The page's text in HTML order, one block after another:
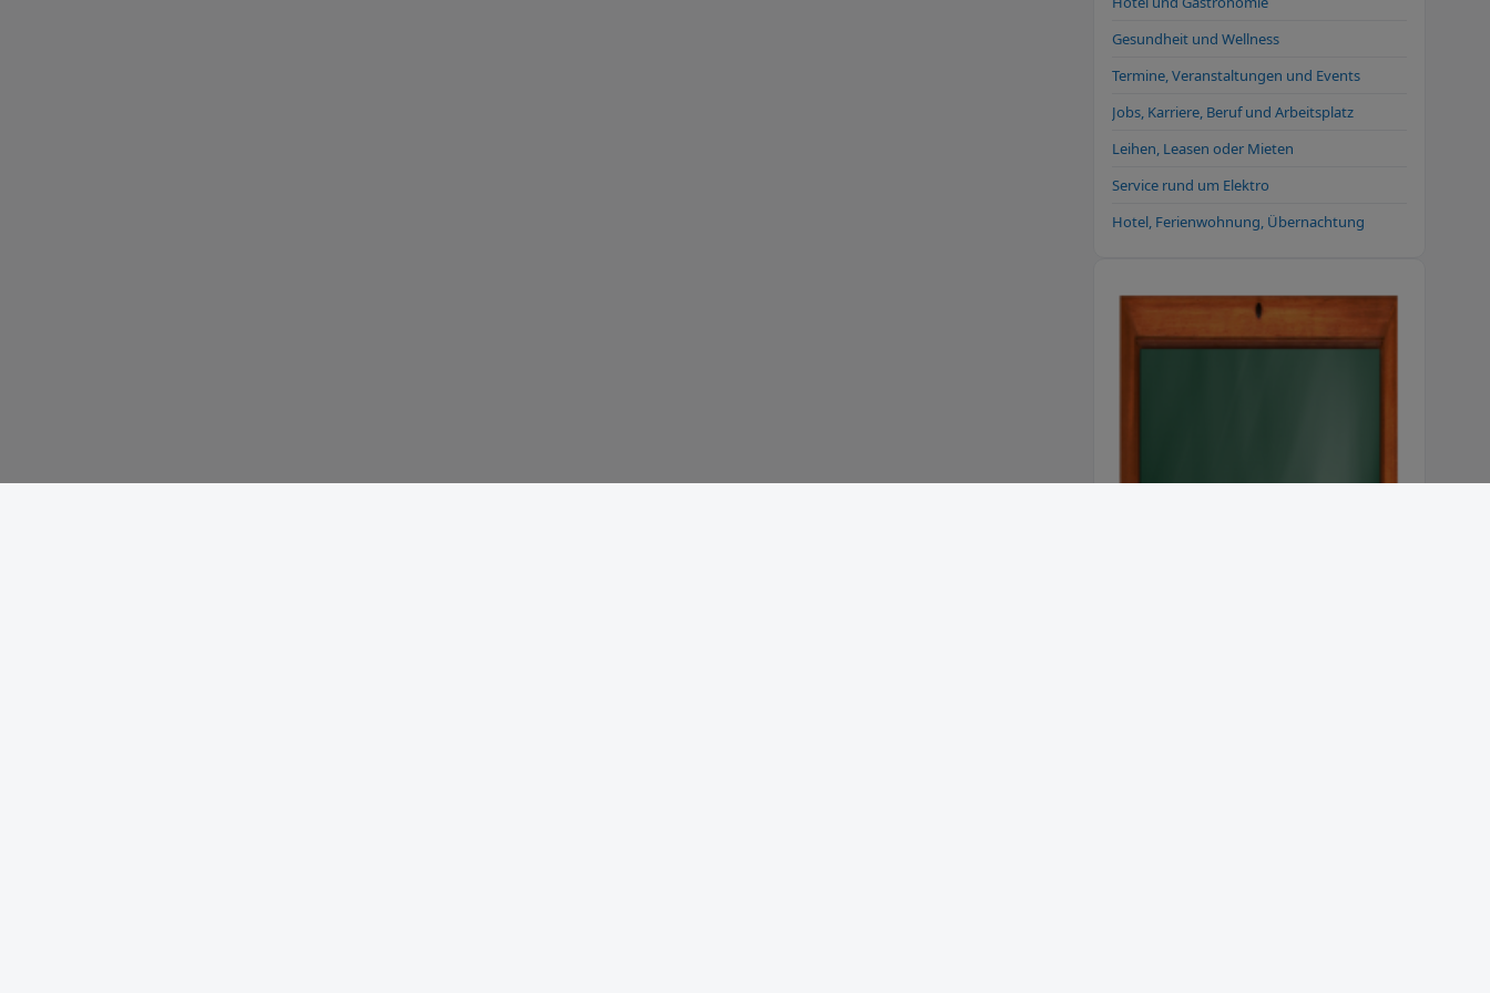
Gesundheit und Wellness
Termine, Veranstaltungen und Events
Jobs, Karriere, Beruf und Arbeitsplatz
Leihen, Leasen oder Mieten
Service rund um Elektro
Hotel, Ferienwohnung, Übernachtung